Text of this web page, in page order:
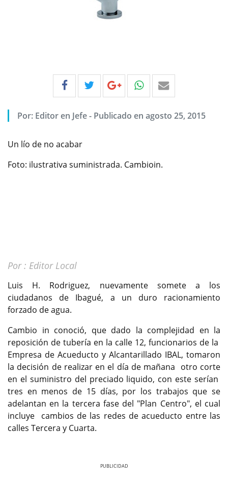
Por: Editor en Jefe- Publicado en agosto 25, 2015
Un lío de no acabar
Foto: ilustrativa suministrada. Cambioin.
Por : Editor Local
Luis H. Rodriguez, nuevamente somete a los
ciudadanos de Ibagué, a un duro racionamiento
forzado de agua.
Cambio in conoció, que dado la complejidad en la
reposición de tubería en la calle 12, funcionarios de la
Empresa de Acueducto y Alcantarillado IBAL, tomaron
la decisión de realizar en el día de mañana otro corte
en el suministro del preciado liquido, con este serían
tres en menos de 15 días, por los trabajos que se
adelantan en la tercera fase del "Plan Centro", el cual
incluye cambios de las redes de acueducto entre las
calles Tercera y Cuarta.